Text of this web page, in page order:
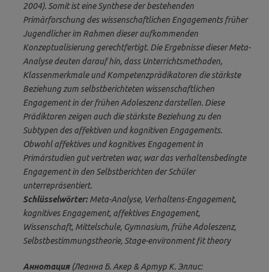
2004). Somit ist eine Synthese der bestehenden
Primärforschung des wissenschaftlichen Engagements früher
Jugendlicher im Rahmen dieser aufkommenden
Konzeptualisierung gerechtfertigt. Die Ergebnisse dieser Meta-
Analyse deuten darauf hin, dass Unterrichtsmethoden,
Klassenmerkmale und Kompetenzprädikatoren die stärkste
Beziehung zum selbstberichteten wissenschaftlichen
Engagement in der frühen Adoleszenz darstellen. Diese
Prädiktoren zeigen auch die stärkste Beziehung zu den
Subtypen des affektiven und kognitiven Engagements.
Obwohl affektives und kognitives Engagement in
Primärstudien gut vertreten war, war das verhaltensbedingte
Engagement in den Selbstberichten der Schüler
unterrepräsentiert.
Schlüsselwörter:Meta-Analyse, Verhaltens-Engagement,
kognitives Engagement, affektives Engagement,
Wissenschaft, Mittelschule, Gymnasium, frühe Adoleszenz,
Selbstbestimmungstheorie, Stage-environment fit theory
Аннотация(Леанна Б. Акер & Артур К. Эллис: